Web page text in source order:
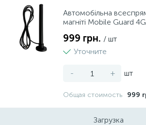
Автомобільна
магніті Mobile Guard
999 грн. / шт
Уточните
- + шт
Общая стоимость 999
Загрузка